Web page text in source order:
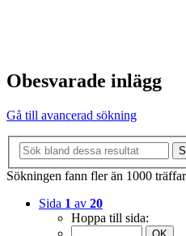
Obesvarade inlägg
Gå till avancerad sökning
Sökningen fann fler än 1000 träffar
Sida 1 av 20
Hoppa till sida: